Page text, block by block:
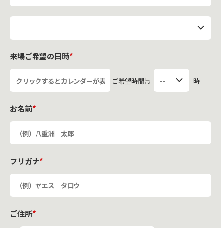
来場ご希望の日時*
ご希望時間帯 時
お名前*
フリガナ*
ご住所*